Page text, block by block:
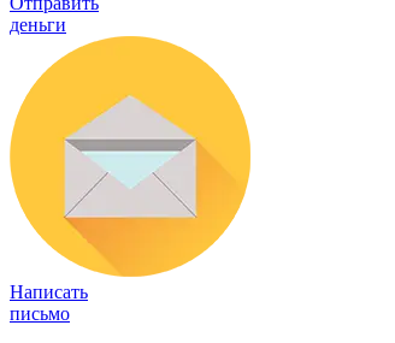
деньги
Написать
письмо